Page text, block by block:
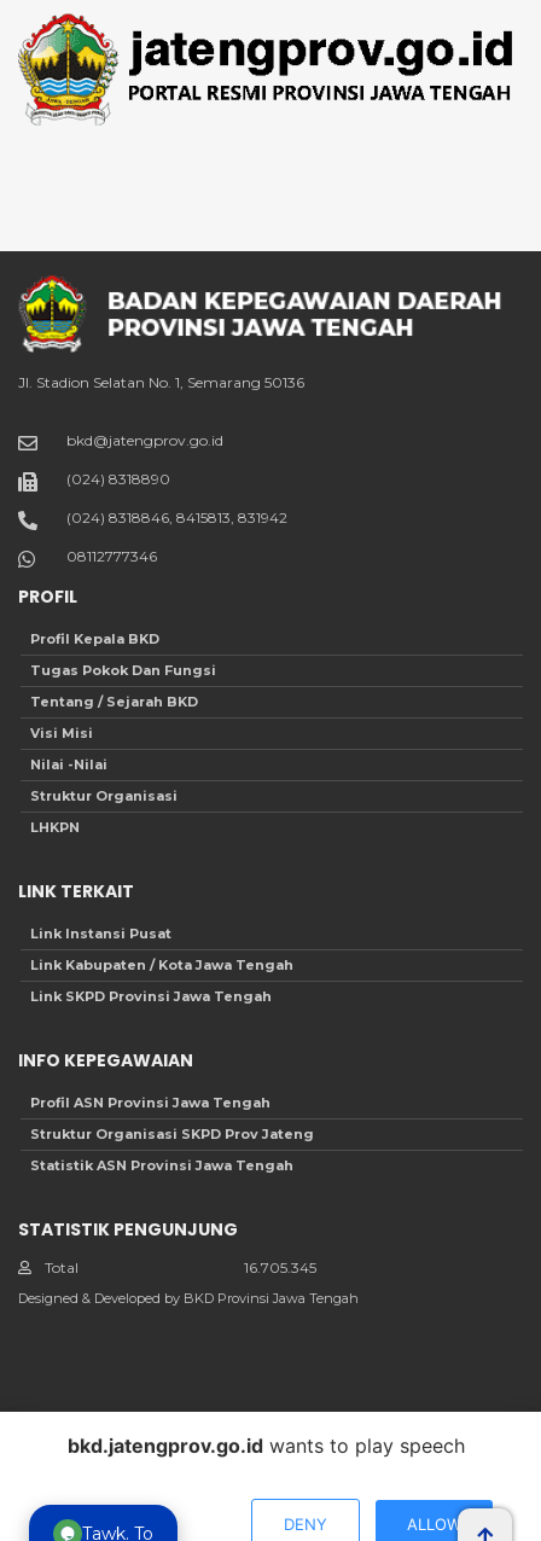
Jl. Stadion Selatan No. 1, Semarang 50136
bkd@jatengprov.go.id
(024) 8318890
(024) 8318846, 8415813, 831942
08112777346
PROFIL
Profil Kepala BKD
Tugas Pokok Dan Fungsi
Tentang / Sejarah BKD
Visi Misi
Nilai -Nilai
Struktur Organisasi
LHKPN
LINK TERKAIT
Link Instansi Pusat
Link Kabupaten / Kota Jawa Tengah
Link SKPD Provinsi Jawa Tengah
INFO KEPEGAWAIAN
Profil ASN Provinsi Jawa Tengah
Struktur Organisasi SKPD Prov Jateng
Statistik ASN Provinsi Jawa Tengah
STATISTIK PENGUNJUNG
Total 16.705.345
Designed & Developed by BKD Provinsi Jawa Tengah
Tawk. To
bkd.jatengprov.go.idwants to play speech
DENY ALLOW